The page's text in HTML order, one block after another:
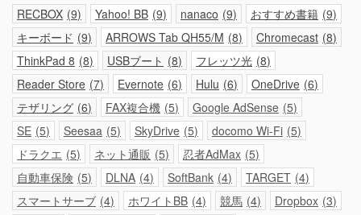
RECBOX 9 Yahoo! BB 9 nanaco 9 おすすめ書籍 9
キーボード 9 ARROWS Tab QH55/M 8 Chromecast 8
ThinkPad 8 8 USBブート 8 フレッツ光 8
Reader Store 7 Evernote 6 Hulu 6 OneDrive 6
テザリング 6 FAX複合機 5 Google AdSense 5
SE 5 Seesaa 5 SkyDrive 5 docomo Wi-Fi 5
ドラクエ 5 ネット通販 5 忍者AdMax 5
自動車保険 5 DLNA 4 SoftBank 4 TARGET 4
スマートサーブ 4 ホワイトBB 4 競馬 4 Dropbox 3